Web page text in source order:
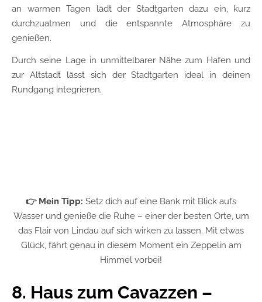
an warmen Tagen lädt der Stadtgarten dazu ein, kurz
durchzuatmen und die entspannte Atmosphäre zu
genießen.
Durch seine Lage in unmittelbarer Nähe zum Hafen und
zur Altstadt lässt sich der Stadtgarten ideal in deinen
Rundgang integrieren.
👉 Mein Tipp: Setz dich auf eine Bank mit Blick aufs
Wasser und genieße die Ruhe – einer der besten Orte, um
das Flair von Lindau auf sich wirken zu lassen. Mit etwas
Glück, fährt genau in diesem Moment ein Zeppelin am
Himmel vorbei!
8. Haus zum Cavazzen –